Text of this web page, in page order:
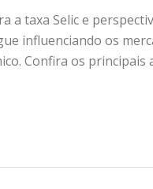
a taxa Selic e
influenciando os
Confira os